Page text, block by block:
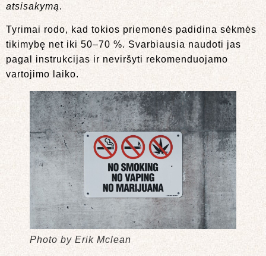
atsisakymą.
Tyrimai rodo, kad tokios priemonės padidina sėkmės
tikimybę net iki 50–70 %. Svarbiausia naudoti jas
pagal instrukcijas ir neviršyti rekomenduojamo
vartojimo laiko.
Photo by Erik Mclean